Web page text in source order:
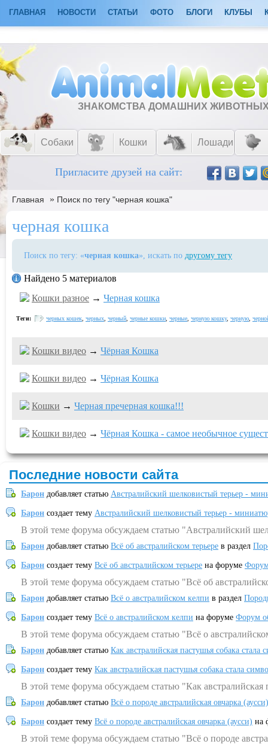
ГЛАВНАЯ НОВОСТИ СТАТЬИ ФОТО БЛОГИ КЛУБЫ
ЗНАКОМСТВА ДОМАШНИХ
Собаки Кошки Лошади
Пригласите друзей на сайт:
Главная » Поиск по тегу "черная кошка"
черная кошка
Поиск по тегу: «черная кошка», искать по другому тегу
Найдено 5 материалов
Кошки разное → Черная кошка
Теги: черных кошек черных черный черные кошки черные черную кошку, черную
Кошки видео → Чёрная Кошка
Кошки видео → Чёрная Кошка
Кошки → Черная пречерная кошка!!!
Кошки видео → Чёрная Кошка - самое необычное
Последние новости сайта
Барон добавляет статью Австралийский шелковистый терьер -
Барон создает тему Австралийский шелковистый терьер -
В этой теме форума обсуждаем статью "Австралийский
Барон добавляет статью Всё об австралийском терьере в раздел
Барон создает тему Всё об австралийском терьере на форуме
В этой теме форума обсуждаем статью "Всё об
Барон добавляет статью Всё о австралийском келпи в раздел
Барон создает тему Всё о австралийском келпи на форуме Форум
В этой теме форума обсуждаем статью "Всё о
Барон добавляет статью Как австралийская пастушья собака
Барон создает тему Как австралийская пастушья собака стала
В этой теме форума обсуждаем статью "Как
Барон добавляет статью Всё о породе австралийская овчарка (аусси)
Барон создает тему Всё о породе австралийская овчарка (аусси) на
В этой теме форума обсуждаем статью "Всё о породе